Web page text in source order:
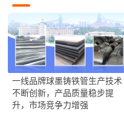
一线品牌球墨铸铁管生产技术
不断创新，产品质量稳步提
升，市场竞争力增强